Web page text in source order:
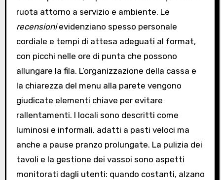
ruota attorno a servizio e ambiente. Le
recensionievidenziano spesso personale
cordiale e tempi di attesa adeguati al format,
con picchi nelle ore di punta che possono
allungare la fila. L’organizzazione della cassa e
la chiarezza del menu alla parete vengono
giudicate elementi chiave per evitare
rallentamenti. I locali sono descritti come
luminosi e informali, adatti a pasti veloci ma
anche a pause pranzo prolungate. La pulizia dei
tavoli e la gestione dei vassoi sono aspetti
monitorati dagli utenti: quando costanti, alzano